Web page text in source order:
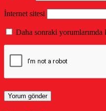
İnternet sitesi
Daha sonraki yorumlarımda